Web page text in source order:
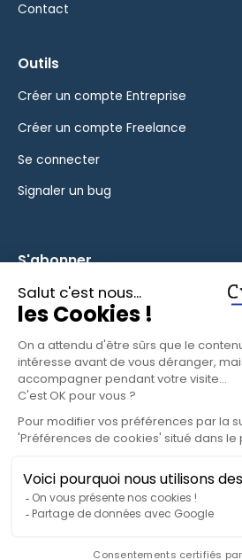
Contact
Outils
Créer un compte Entreprise
Créer un compte Freelance
Se connecter
Signaler un bug
S'abonner
Inscrivez-vous à notre newsletter
fonctionnalités et des nouveautés.
S'ABONNER
© 2025 CyberFreelance. Tous droits
Politique de confidentialité
Conditions d'utilisation